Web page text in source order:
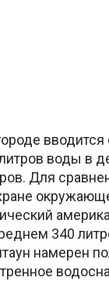
вводится
воды в
Для
340
намерен